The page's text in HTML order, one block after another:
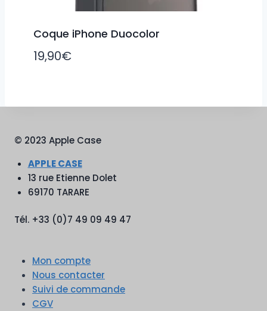
Coque iPhone Duocolor
19,90€
© 2023 Apple Case
APPLE CASE
13 rue Etienne Dolet
69170 TARARE
Tél. +33 (0)7 49 09 49 47
Mon compte
Nous contacter
Suivi de commande
CGV